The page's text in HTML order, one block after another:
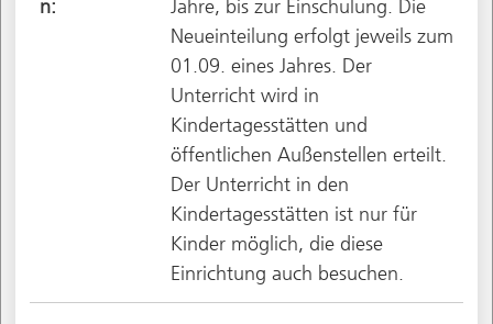
n:
Jahre, bis zur Einschulung. Die
Neueinteilung erfolgt jeweils zum
01.09. eines Jahres. Der
Unterricht wird in
Kindertagesstätten und
öffentlichen Außenstellen erteilt.
Der Unterricht in den
Kindertagesstätten ist nur für
Kinder möglich, die diese
Einrichtung auch besuchen.